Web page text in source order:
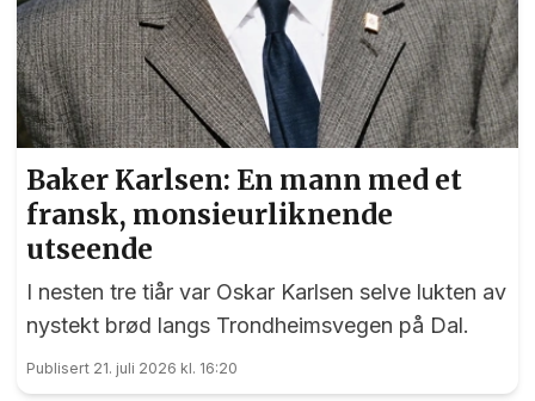
Baker Karlsen: En mann med et
fransk, monsieurliknende
utseende
I nesten tre tiår var Oskar Karlsen selve lukten av
nystekt brød langs Trondheimsvegen på Dal.
Publisert 21. juli 2026 kl. 16:20